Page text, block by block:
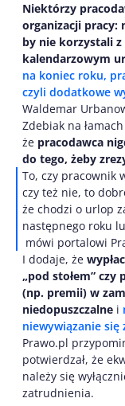
Niektórzy
organizacji pracy:
by nie korzystali
kalendarzowym
na koniec roku,
czyli dodatkowe
Waldemar
Zdebiak na
że pracodawca
do tego, żeby
To, czy pracownik
czy też nie, to
że chodzi o urlop
następnego roku
mówi portalowi
I dodaje, że
„pod stołem”
(np. premii) w
niedopuszczalne i
niewywiązanie
Prawo.pl
potwierdzał, że
należy się
zatrudnienia.